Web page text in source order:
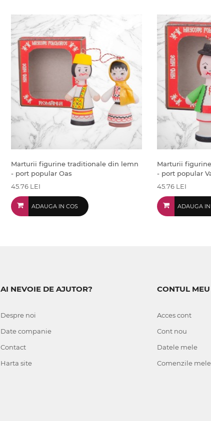
Marturii figurine traditionale din lemn
- port popular Oas
45.76 LEI
ADAUGA IN COS
Marturii
- port popular
45.76 LEI
ADAUGA IN
AI NEVOIE DE AJUTOR?
Despre noi
Date companie
Contact
Harta site
CONTUL MEU
Acces cont
Cont nou
Datele mele
Comenzile mele